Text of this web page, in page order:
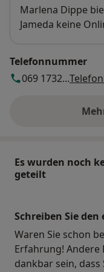
Verfügbarkeit
Marlena Dippe
Jameda keine
Telefonnummer
069 1732...
Es wurden noch
geteilt
Schreiben Sie
Waren Sie schon
Erfahrung!
dankbar sein,